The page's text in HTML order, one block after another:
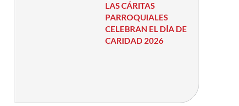
LAS CÁRITAS
PARROQUIALES
CELEBRAN EL DÍA DE
CARIDAD 2026